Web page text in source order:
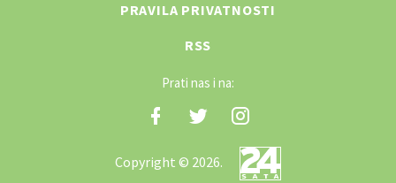
PRAVILA PRIVATNOSTI
RSS
Prati nas i na:
Copyright © 2026.